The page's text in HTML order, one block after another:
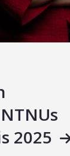
2025